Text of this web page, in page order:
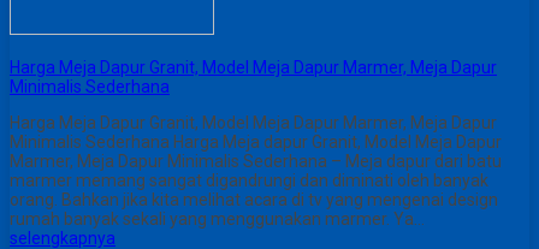
Harga Meja Dapur Granit, Model Meja Dapur Marmer, Meja Dapur
Minimalis Sederhana
Harga Meja Dapur Granit, Model Meja Dapur Marmer, Meja Dapur
Minimalis Sederhana Harga Meja dapur Granit, Model Meja Dapur
Marmer, Meja Dapur Minimalis Sederhana – Meja dapur dari batu
marmer memang sangat digandrungi dan diminati oleh banyak
orang. Bahkan jika kita melihat acara di tv yang mengenai design
rumah banyak sekali yang menggunakan marmer. Ya…
selengkapnya